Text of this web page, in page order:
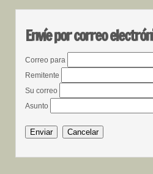
Envíe por correo
Correo para
Remitente
Su correo
Asunto
Enviar Cancelar